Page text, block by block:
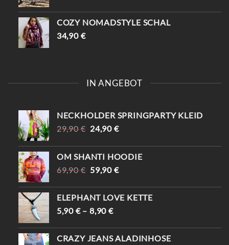
COZY NOMADSTYLE SCHAL
34,90 €
IN ANGEBOT
NECKHOLDER SPRINGPARTY KLEID
29,90€ URSPRÜNGLICHER
WAR:
29,90 €
24,90 €AKTUELLER
IST:
24,90 €.
OM SHANTI HOODIE
69,90€ URSPRÜNGLICHER
WAR:
69,90 €
59,90 €AKTUELLER
IST:
59,90 €.
ELEPHANT LOVE KETTE
5,90 €–8,90€
CRAZY JEANS ALADINHOSE